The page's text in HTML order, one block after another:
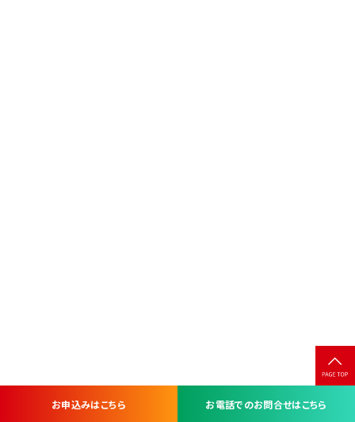
お申込みはこちら お電話でのお問合せはこちら